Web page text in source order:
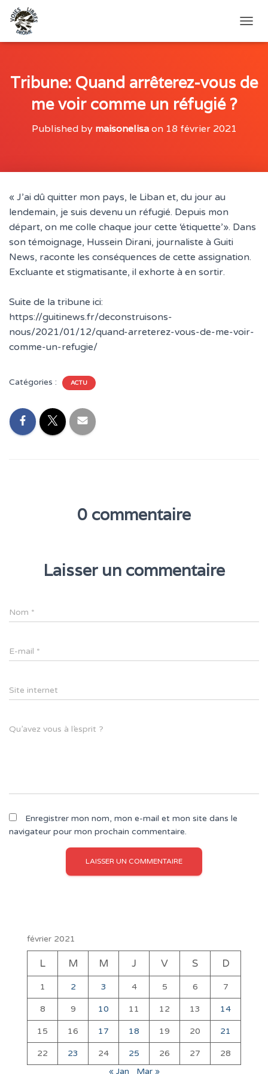
U
I
R
V
A
Tribune: Quand arrêterez-vous de
me voir comme un réfugié ?
Published by maisonelisaon 18 février 2021
« J’ai dû quitter mon pays, le Liban et, du jour au
lendemain, je suis devenu un réfugié. Depuis mon
départ, on me colle chaque jour cette ‘étiquette’». Dans
son témoignage, Hussein Dirani, journaliste à Guiti
News, raconte les conséquences de cette assignation.
Excluante et stigmatisante, il exhorte à en sortir.
Suite de la tribune ici:
https://guitinews.fr/deconstruisons-
nous/2021/01/12/quand-arreterez-vous-de-me-voir-
comme-un-refugie/
Catégories : ACTU
0 commentaire
Laisser un commentaire
Nom *
E-mail *
Site internet
Qu’avez vous à l’esprit ?
Enregistrer mon nom, mon e-mail et mon site dans le
navigateur pour mon prochain commentaire.
février 2021
L M M J V S D
1 2 3 4 5 6 7
8 9 10 11 12 13 14
15 16 17 18 19 20 21
22 23 24 25 26 27
28
« Jan
Mar »